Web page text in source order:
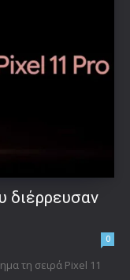
διέρρευσαν
0
τη σειρά Pixel 11